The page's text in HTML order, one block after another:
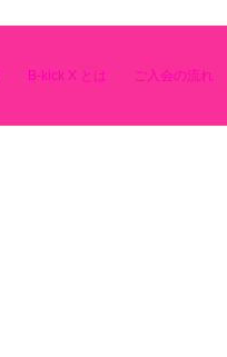
B-kick X とは ご入会の流れ